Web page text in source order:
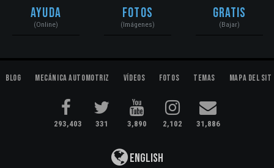
Ayuda
(Online)
Fotos
(Imágenes)
Gratis
(Bajar)
Blog Mecánica Automotriz Vídeos Fotos Temas Mapa del
293,403 331 3,890 2,102 31,886
English